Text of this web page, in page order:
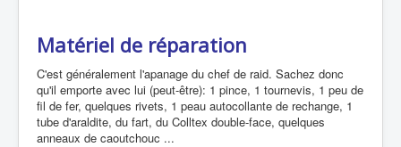
Matériel de réparation
C'est généralement l'apanage du chef de raid. Sachez donc
qu'il emporte avec lui (peut-être): 1 pince, 1 tournevis, 1 peu de
fil de fer, quelques rivets, 1 peau autocollante de rechange, 1
tube d'araldite, du fart, du Colltex double-face, quelques
anneaux de caoutchouc ...